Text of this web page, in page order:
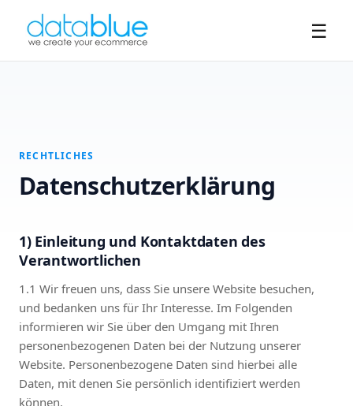
☰
RECHTLICHES
Datenschutzerklärung
1) Einleitung und Kontaktdaten des
Verantwortlichen
1.1 Wir freuen uns, dass Sie unsere Website besuchen,
und bedanken uns für Ihr Interesse. Im Folgenden
informieren wir Sie über den Umgang mit Ihren
personenbezogenen Daten bei der Nutzung unserer
Website. Personenbezogene Daten sind hierbei alle
Daten, mit denen Sie persönlich identifiziert werden
können.